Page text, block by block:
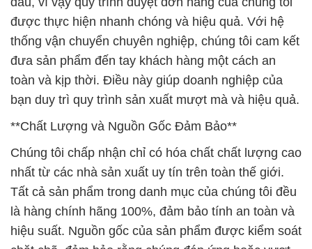
*Cùng chúng tôi trải nghiệm sự khác biệt – Đắc
Trường Phát, đối tác của sự thành công!*
# Nơi phân phối µ kinh doanh hóa chất Kali Caustic
Potash þ KOH tại Sóc Trăng
# Nơi chuyên phân phối ≡ thương mại hóa chất Kali
Caustic Potash þ KOH tại Sóc Trăng
# Công ty bán ƒ kinh doanh hóa chất Kali Caustic
Potash þ KOH tại Sóc Trăng
# Nhà thương mại { cung cấp } hóa chất Kali
Caustic Potash þ KOH tại Sóc Trăng
# Đơn vị chuyên kinh doanh ← bán hóa chất Kali
Caustic Potash þ KOH tại Sóc Trăng